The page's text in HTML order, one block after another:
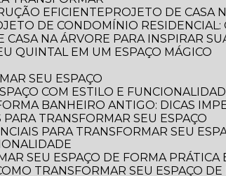
EFICIENTE
PROJETO DE CASA
DE CONDOMÍNIO
CASA NA ÁRVORE PARA INSPIRAR
QUINTAL EM UM ESPAÇO MÁGICO
SEU ESPAÇO
COM ESTILO E
BANHEIRO ANTIGO: DICAS
TRANSFORMAR SEU ESPAÇO
SEU ESPAÇO DE FORMA PRÁTICA